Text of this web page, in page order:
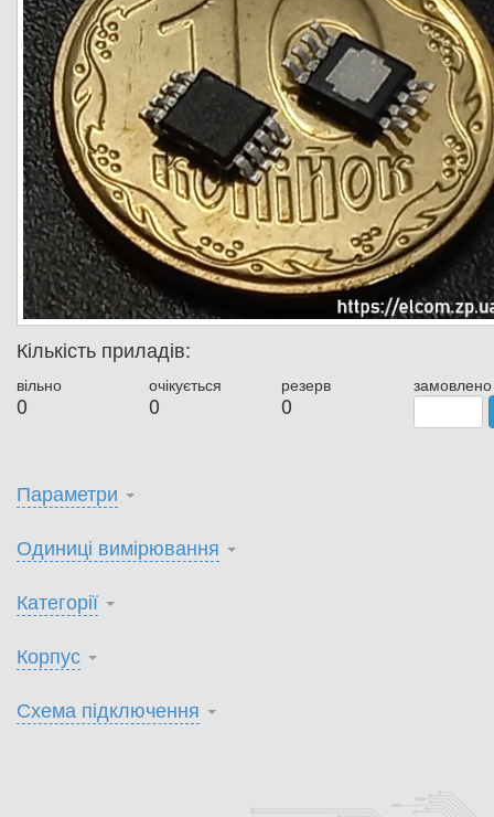
Кількість приладів:
вільно
0
очікується
0
резерв
0
замовлено
Параметри
Одиниці вимірювання
Категорії
Корпус
Схема підключення